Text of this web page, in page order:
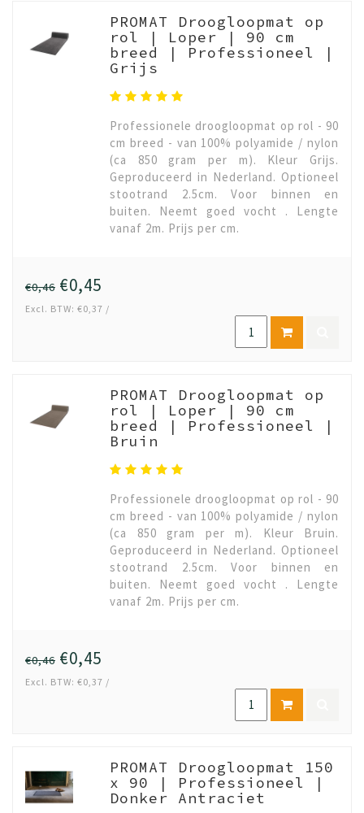
PROMAT Droogloopmat op
rol | Loper | 90 cm
breed | Professioneel |
Grijs
Professionele droogloopmat op rol - 90
cm breed - van 100% polyamide / nylon
(ca 850 gram per m). Kleur Grijs.
Geproduceerd in Nederland. Optioneel
stootrand 2.5cm. Voor binnen en
buiten. Neemt goed vocht . Lengte
vanaf 2m. Prijs per cm.
€0,46 €0,45
Excl. BTW: €0,37 /
PROMAT Droogloopmat op
rol | Loper | 90 cm
breed | Professioneel |
Bruin
Professionele droogloopmat op rol - 90
cm breed - van 100% polyamide / nylon
(ca 850 gram per m). Kleur Bruin.
Geproduceerd in Nederland. Optioneel
stootrand 2.5cm. Voor binnen en
buiten. Neemt goed vocht . Lengte
vanaf 2m. Prijs per cm.
€0,46 €0,45
Excl. BTW: €0,37 /
PROMAT Droogloopmat 150
x 90 | Professioneel |
Donker Antraciet